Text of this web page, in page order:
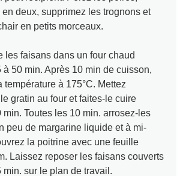
deux, supprimez les trognons et
en petits morceaux.
les faisans dans un four chaud
à 50 min. Après 10 min de cuisson,
température à 175°C. Mettez
gratin au four et faites-le cuire
min. Toutes les 10 min. arrosez-les
peu de margarine liquide et à mi-
la poitrine avec une feuille
Laissez reposer les faisans couverts
min. sur le plan de travail.